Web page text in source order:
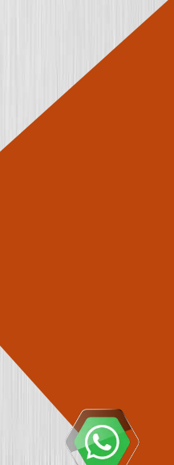
- Programma